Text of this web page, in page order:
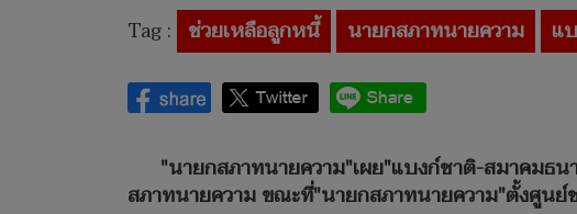
Tag : ช่วยเหลือลูกหนี้ นายกสภาทนายความ แ
"นายกสภาทนายความ"เผย"แบงก์ชาติ-สมาคมธ
สภาทนายความ ขณะที่"นายกสภาทนายความ"ตั้งศูน